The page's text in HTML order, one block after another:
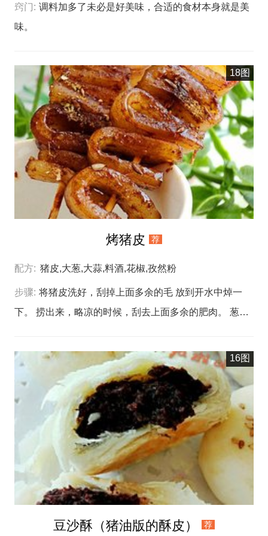
层，10-15分钟， 根据肉排的大小而定；趁热切块，拌上
酱汁，开吃吧～^_^若有更多关于料理的问题需要探询 可
窍门: 调料加多了未必是好美味，合适的食材本身就是美
味。
18图
烤猪皮 荐
配方: 猪皮,大葱,大蒜,料酒,花椒,孜然粉
步骤: 将猪皮洗好，刮掉上面多余的毛 放到开水中焯一
下。 捞出来，略凉的时候，刮去上面多余的肥肉。 葱、
去，放入葱、姜、大蒜。 放入花椒。 放入料酒煮熟。 煮
熟的猪皮捞出来，放到容器中，放到冰箱冷藏一晚。 将
猪皮切成条或块。 碗中放入烤肉酱。 放入盐，混和均
依次串到竹签上。 放到提前铺有锡纸的烤盘上，碗中剩
余的料汁，再刷到猪皮上。 将孜然粉、孜然粒、花椒粉
放到容器中混合好，撒到串好的猪皮上。 烤箱预热，180
度烤十分钟左右。
16图
豆沙酥（猪油版的酥皮） 荐